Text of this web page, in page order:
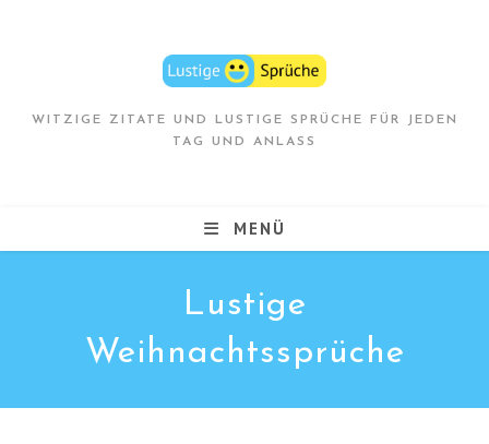
WITZIGE ZITATE UND LUSTIGE SPRÜCHE FÜR JEDEN
TAG UND ANLASS
MENÜ
Lustige
Weihnachtssprüche